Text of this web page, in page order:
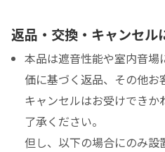
返品・交換・キャンセル
本品は遮音性能や室内音
価に基づく返品、その他お
キャンセルはお受けでき
了承ください。
但し、以下の場合にのみ設